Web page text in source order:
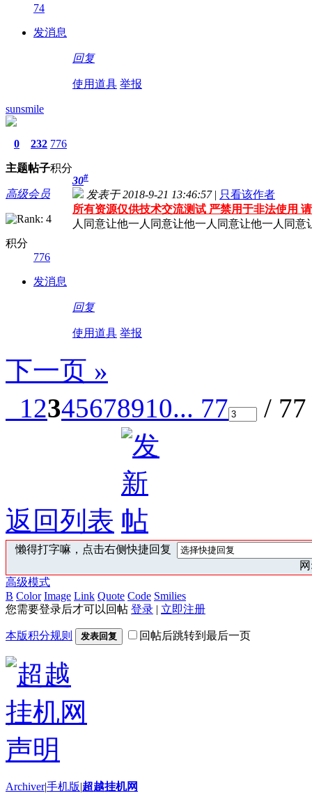
74
发消息
回复
使用道具 举报
sunsmile
0
主题
232
帖子
776
积分
高级会员
积分
776
发消息
30#
发表于 2018-9-21 13:46:57 | 只看该作者
所有资源仅供技术交流测试 严禁用于非法使用
人同意让他一人同意让他一人同意让他一人同
回复
使用道具 举报
下一页 »
12345678910... 77 /
返回列表
懒得打字嘛，点击右侧快捷回复
高级模式
B Color Image Link Quote Code Smilies
您需要登录后才可以回帖 登录 | 立即注册
本版积分规则 发表回复 回帖后跳转到最后一页
Archiver|手机版|超越挂机网